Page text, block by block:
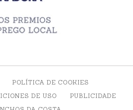
POLÍTICA DE COOKIES
DE USO
PUBLICIDADE